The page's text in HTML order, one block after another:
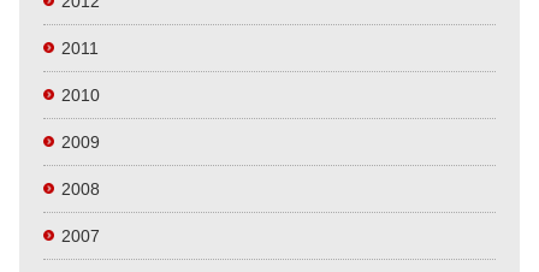
2011
2010
2009
2008
2007